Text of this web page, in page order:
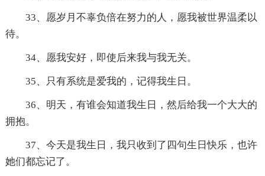
33、愿岁月不辜负倍在努力的人，愿我被世界温柔以
待。
34、愿我安好，即使后来我与我无关。
35、只有系统是爱我的，记得我生日。
36、明天，有谁会知道我生日，然后给我一个大大的
拥抱。
37、今天是我生日，我只收到了四句生日快乐，也许
她们都忘记了。